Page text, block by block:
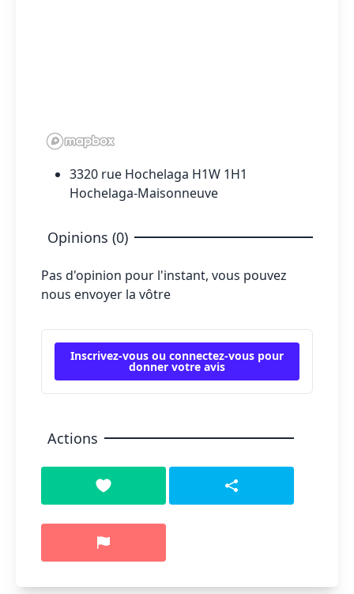
3320 rue Hochelaga H1W 1H1
Hochelaga-Maisonneuve
Opinions (0)
Pas d'opinion pour l'instant, vous pouvez
nous envoyer la vôtre
Inscrivez-vous ou connectez-vous pour
donner votre avis
Actions